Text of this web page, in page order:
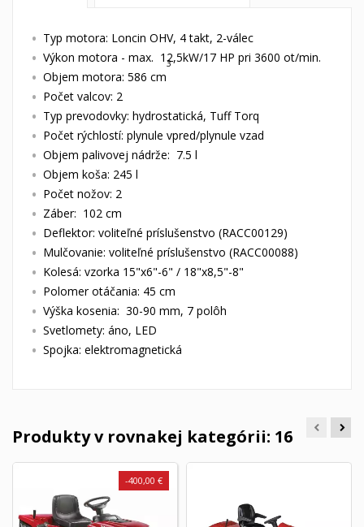
Typ motora: Loncin OHV, 4 takt, 2-válec
Výkon motora - max. 12,5kW/17 HP pri 3600 ot/min.
Objem motora: 586 cm
3
Počet valcov: 2
Typ prevodovky: hydrostatická, Tuff Torq
Počet rýchlostí: plynule vpred/plynule vzad
Objem palivovej nádrže: 7.5 l
Objem koša: 245 l
Počet nožov: 2
Záber: 102 cm
Deflektor: voliteľné príslušenstvo (RACC00129)
Mulčovanie: voliteľné príslušenstvo (RACC00088)
Kolesá: vzorka 15"x6"-6" / 18"x8,5"-8"
Polomer otáčania: 45 cm
Výška kosenia: 30-90 mm, 7 polôh
Svetlomety: áno, LED
Spojka: elektromagnetická
Produkty v rovnakej kategórii: 16
-400,00 €